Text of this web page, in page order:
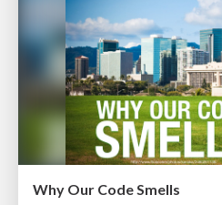
Why Our Code Smells